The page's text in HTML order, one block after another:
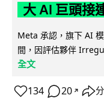
大 AI 巨頭接
Meta 承認，旗下 AI
間，因評估夥伴
全文
134 20 ↗